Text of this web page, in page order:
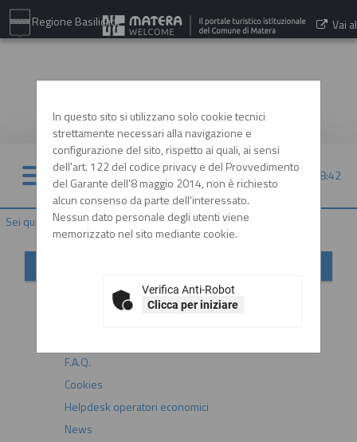
Regione Basilicata Vai al
09/08/2026 18:42
Sei qui: Home»Mappa del sito
In questo sito si utilizzano solo cookie tecnici
strettamente necessari alla navigazione e
configurazione del sito, rispetto ai quali, ai sensi
dell'art. 122 del codice privacy e del Provvedimento
del Garante dell'8 maggio 2014, non è richiesto
alcun consenso da parte dell'interessato.
Nessun dato personale degli utenti viene
memorizzato nel sito mediante cookie.
Verifica Anti-Robot
Clicca per iniziare
F.A.Q.
Cookies
Helpdesk operatori economici
News